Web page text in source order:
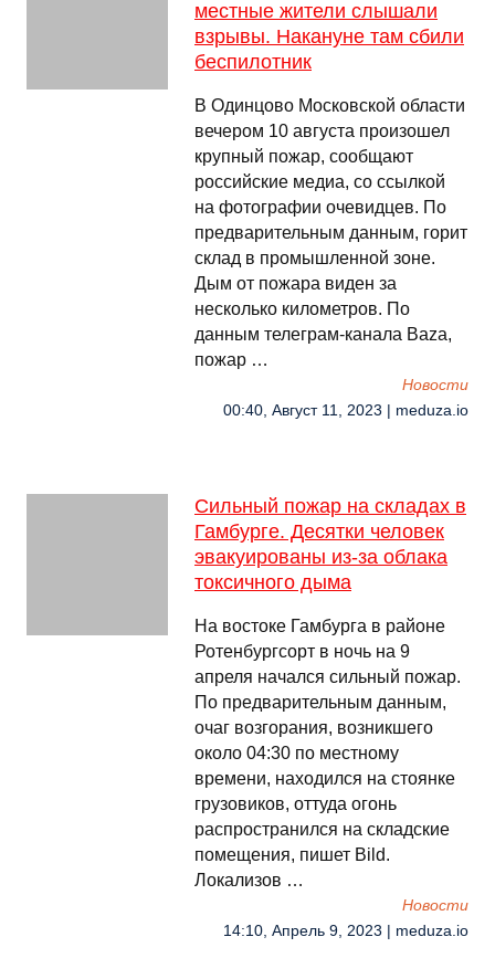
местные жители слышали
взрывы. Накануне там сбили
беспилотник
В Одинцово Московской области
вечером 10 августа произошел
крупный пожар, сообщают
российские медиа, со ссылкой
на фотографии очевидцев. По
предварительным данным, горит
склад в промышленной зоне.
Дым от пожара виден за
несколько километров. По
данным телеграм-канала Baza,
пожар …
Новости
00:40, Август 11, 2023 | meduza.io
Сильный пожар на складах в
Гамбурге. Десятки человек
эвакуированы из-за облака
токсичного дыма
На востоке Гамбурга в районе
Ротенбургсорт в ночь на 9
апреля начался сильный пожар.
По предварительным данным,
очаг возгорания, возникшего
около 04:30 по местному
времени, находился на стоянке
грузовиков, оттуда огонь
распространился на складские
помещения, пишет Bild.
Локализов …
Новости
14:10, Апрель 9, 2023 | meduza.io